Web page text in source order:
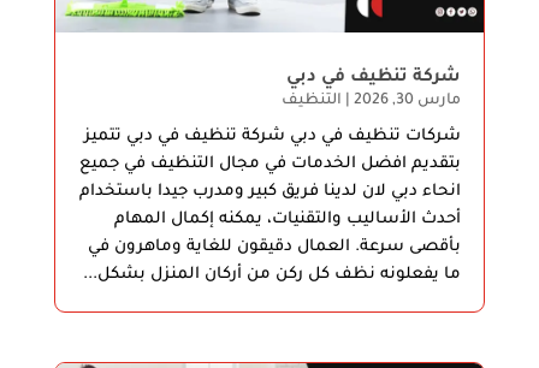
شركة تنظيف في دبي
مارس 30, 2026 | التنظيف
شركات تنظيف في دبي شركة تنظيف في دبي تتميز
بتقديم افضل الخدمات في مجال التنظيف في جميع
انحاء دبي لان لدينا فريق كبير ومدرب جيدا باستخدام
أحدث الأساليب والتقنيات، يمكنه إكمال المهام
بأقصى سرعة. العمال دقيقون للغاية وماهرون في
ما يفعلونه نظف كل ركن من أركان المنزل بشكل...